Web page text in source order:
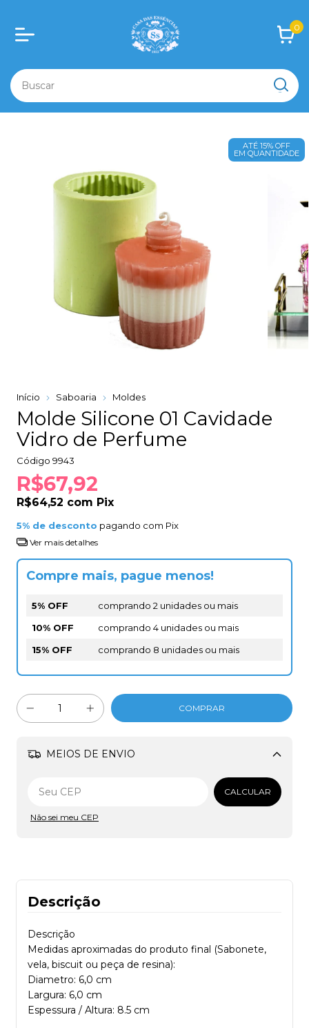
0
ATÉ 15% OFF
EM QUANTIDADE
Início Saboaria Moldes
Molde Silicone 01 Cavidade
Vidro de Perfume
Código 9943
R$67,92
R$64,52 com Pix
5% de desconto pagando com Pix
Ver mais detalhes
Compre mais, pague menos!
5% OFF
comprando 2 unidades ou mais
10% OFF
comprando 4 unidades ou mais
15% OFF
comprando 8 unidades ou mais
MEIOS DE ENVIO
Alterar CEP
CALCULAR
Não sei meu CEP
Descrição
Descrição
Medidas aproximadas do produto final (Sabonete,
vela, biscuit ou peça de resina):
Diametro: 6,0 cm
Largura: 6,0 cm
Espessura / Altura: 8.5 cm